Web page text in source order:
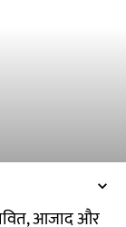
आजाद और